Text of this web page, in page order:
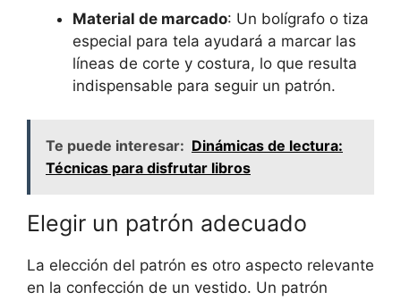
Material de marcado: Un bolígrafo ‌o tiza
especial para tela ayudará a‍ marcar las
líneas de corte‍ y costura, lo que resulta
indispensable para seguir un patrón.
Te puede interesar: Dinámicas de lectura:
Técnicas para disfrutar libros
Elegir un patrón adecuado
La elección del patrón es⁣ otro aspecto relevante
en la confección de un vestido. Un patrón